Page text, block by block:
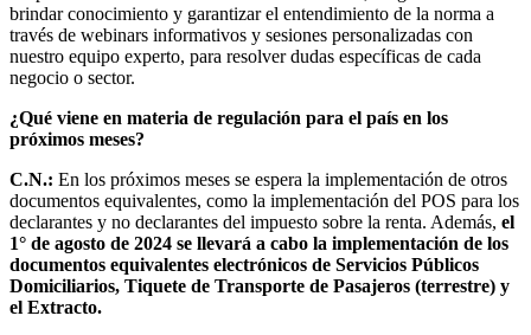
brindar conocimiento y garantizar el entendimiento de la norma a
través de webinars informativos y sesiones personalizadas con
nuestro equipo experto, para resolver dudas específicas de cada
negocio o sector.
¿Qué viene en materia de regulación para el país en los
próximos meses?
C.N.: En los próximos meses se espera la implementación de otros
documentos equivalentes, como la implementación del POS para los
declarantes y no declarantes del impuesto sobre la renta. Además, el
1° de agosto de 2024 se llevará a cabo la implementación de los
documentos equivalentes electrónicos de Servicios Públicos
Domiciliarios, Tiquete de Transporte de Pasajeros (terrestre) y
el Extracto.